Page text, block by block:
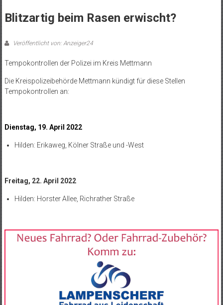
Blitzartig beim Rasen erwischt?
Veröffentlicht von: Anzeiger24
Tempokontrollen der Polizei im Kreis Mettmann
Die Kreispolizeibehörde Mettmann kündigt für diese Stellen
Tempokontrollen an:
Dienstag, 19. April 2022
Hilden: Erikaweg, Kölner Straße und -West
Freitag, 22. April 2022
Hilden: Horster Allee, Richrather Straße